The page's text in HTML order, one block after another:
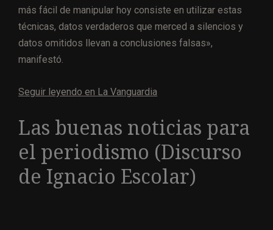
más fácil de manipular hoy consiste en utilizar estas
técnicas, datos verdaderos que merced a silencios y
datos omitidos llevan a conclusiones falsas»,
manifestó.
Seguir leyendo en La Vanguardia
Las buenas noticias para
el periodismo (Discurso
de Ignacio Escolar)